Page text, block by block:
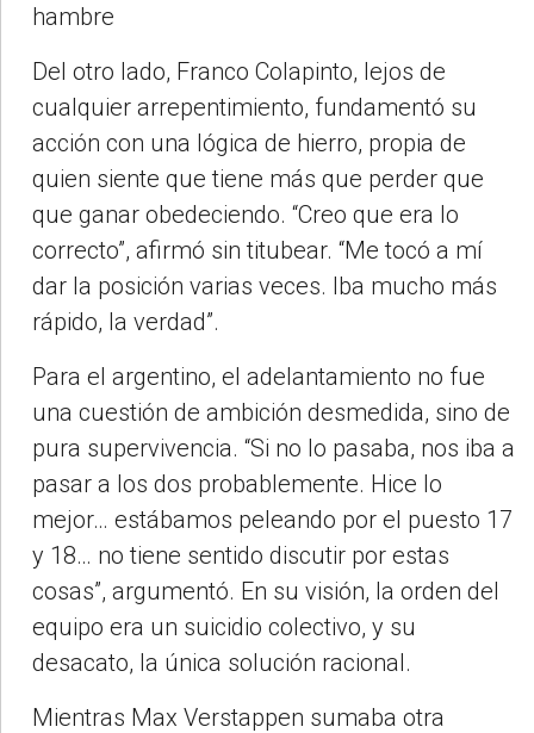
hambre
Del otro lado, Franco Colapinto, lejos de
cualquier arrepentimiento, fundamentó su
acción con una lógica de hierro, propia de
quien siente que tiene más que perder que
que ganar obedeciendo. “Creo que era lo
correcto”, afirmó sin titubear. “Me tocó a mí
dar la posición varias veces. Iba mucho más
rápido, la verdad”.
Para el argentino, el adelantamiento no fue
una cuestión de ambición desmedida, sino de
pura supervivencia. “Si no lo pasaba, nos iba a
pasar a los dos probablemente. Hice lo
mejor… estábamos peleando por el puesto 17
y 18… no tiene sentido discutir por estas
cosas”, argumentó. En su visión, la orden del
equipo era un suicidio colectivo, y su
desacato, la única solución racional.
Mientras Max Verstappen sumaba otra